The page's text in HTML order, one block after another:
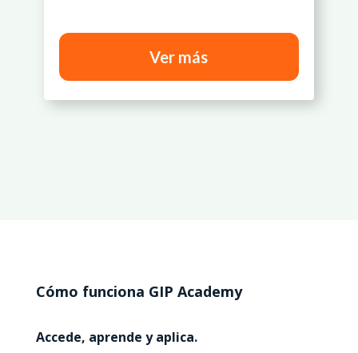
Ver más
Cómo funciona GIP Academy
Accede, aprende y aplica.